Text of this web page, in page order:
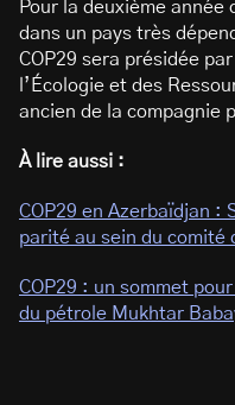
Pour la deuxième année
dans un pays très
COP29 sera présidée
l’Écologie et des
ancien de la compagnie
À lire aussi :
COP29 en Azerbaïdjan :
parité au sein du comité
COP29 : un sommet
du pétrole Mukhtar